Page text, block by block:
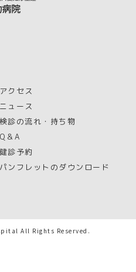
クセス
ュース
検診の流れ・持ち物
＆A
診予約
パンフレットのダウンロード
All Rights Reserved.